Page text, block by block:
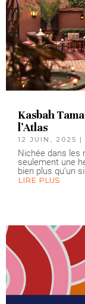
Kasbah
l’Atlas
12 JUIN, 2025 |
Nichée dans les
seulement une
bien plus qu’un
LIRE PLUS